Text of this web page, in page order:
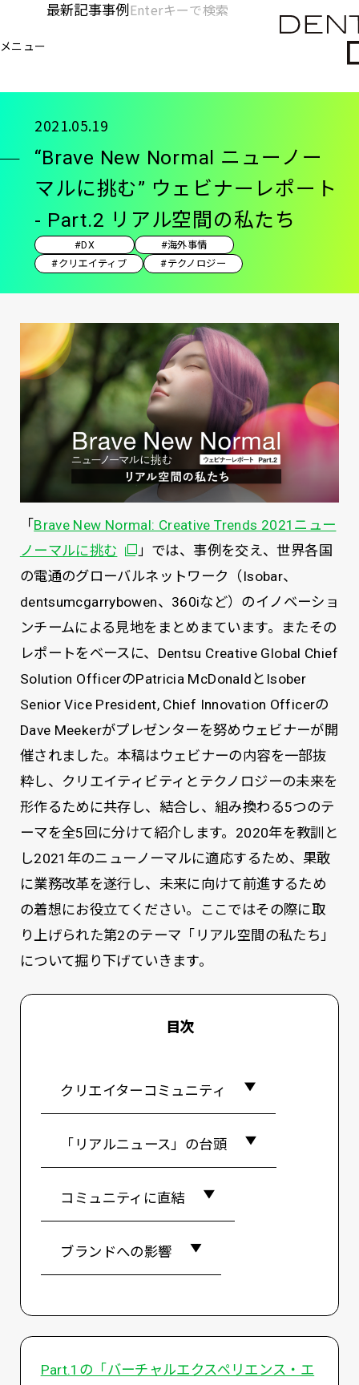
ン
ン
ツ
メニュー
[KC]
-
メ
イ
ン
最新記事事例
検
索
“Brave New Normal ニューノー
マルに挑む” ウェビナーレポート
- Part.2 リアル空間の私たち
2021.05.19
#DX
#海外事情
#クリエイティブ
#テクノロジー
「 Brave New Normal: Creative Trends 2021ニュー
ノーマルに挑む 別ウィンドウで開く
」では、事例を交え、世界各国
の電通のグローバルネットワーク（Isobar、
dentsumcgarrybowen、360iなど）のイノベーショ
ンチームによる見地をまとめまています。またその
レポートをベースに、Dentsu Creative Global Chief
Solution OfficerのPatricia McDonaldとIsober
Senior Vice President, Chief Innovation Officerの
Dave Meekerがプレゼンターを努めウェビナーが開
催されました。本稿はウェビナーの内容を一部抜
粋し、クリエイティビティとテクノロジーの未来を
形作るために共存し、結合し、組み換わる5つのテ
ーマを全5回に分けて紹介します。2020年を教訓と
し2021年のニューノーマルに適応するため、果敢
に業務改革を遂行し、未来に向けて前進するため
の着想にお役立てください。ここではその際に取
り上げられた第2のテーマ「リアル空間の私たち」
について掘り下げていきます。
目次
クリエイターコミュニティ
「リアルニュース」の台頭
コミュニティに直結
ブランドへの影響
Part.1の「バーチャルエクスペリエンス・エ